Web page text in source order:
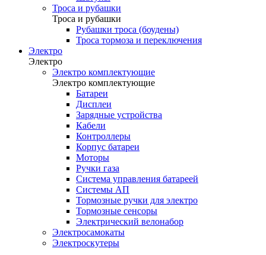
Троса и рубашки
Троса и рубашки
Рубашки троса (боудены)
Троса тормоза и переключения
Электро
Электро
Электро комплектующие
Электро комплектующие
Батареи
Дисплеи
Зарядные устройства
Кабели
Контроллеры
Корпус батареи
Моторы
Ручки газа
Система управления батареей
Системы АП
Тормозные ручки для электро
Тормозные сенсоры
Электрический велонабор
Электросамокаты
Электроскутеры